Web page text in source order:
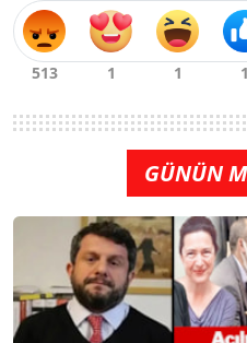
GÜNÜN